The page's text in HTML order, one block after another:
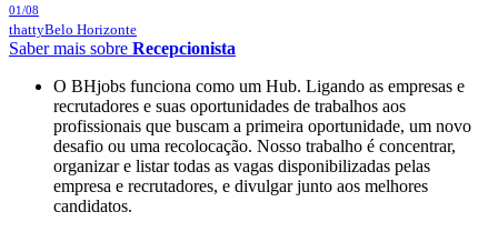
01/08
thattyBelo Horizonte
Saber mais sobre Recepcionista
O BHjobs funciona como um Hub. Ligando as empresas e
recrutadores e suas oportunidades de trabalhos aos
profissionais que buscam a primeira oportunidade, um novo
desafio ou uma recolocação. Nosso trabalho é concentrar,
organizar e listar todas as vagas disponibilizadas pelas
empresa e recrutadores, e divulgar junto aos melhores
candidatos.